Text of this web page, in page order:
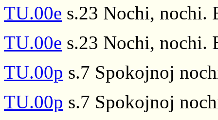
TU.00e s.23 Nochi, nochi.
TU.00e s.23 Nochi, nochi.
TU.00p s.7 Spokojnoj
TU.00p s.7 Spokojnoj